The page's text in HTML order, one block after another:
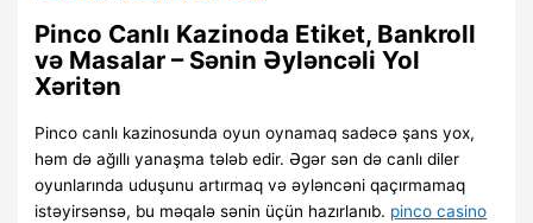
Pinco Canlı Kazinoda Etiket, Bankroll
və Masalar – Sənin Əyləncəli Yol
Xəritən
Pinco canlı kazinosunda oyun oynamaq sadəcə şans yox,
həm də ağıllı yanaşma tələb edir. Əgər sən də canlı diler
oyunlarında uduşunu artırmaq və əyləncəni qaçırmamaq
istəyirsənsə, bu məqalə sənin üçün hazırlanıb. pinco casino